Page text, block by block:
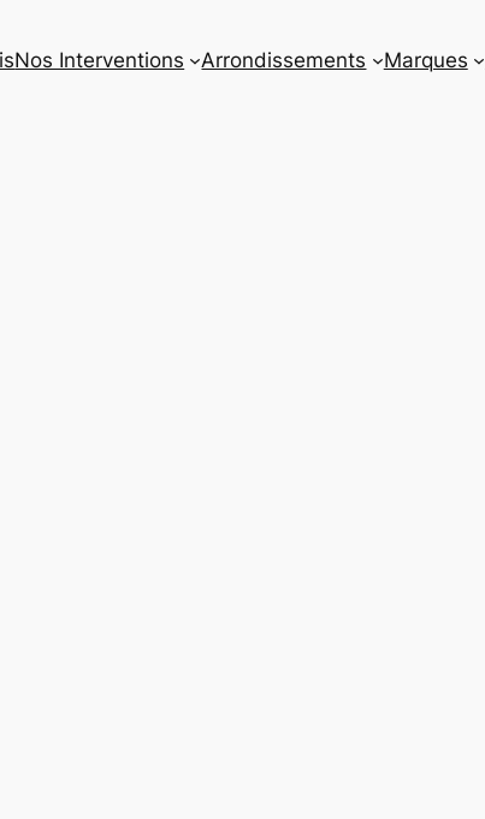
Nos Interventions Arrondissements Marques